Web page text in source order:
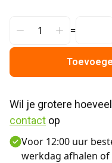
=
contact op
Voor 12:00 uur
werkdag afhalen of